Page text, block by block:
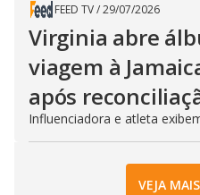
FEED TV/29/07/2026
Virginia abre
viagem à
após
Influenciadora e atleta
VEJA